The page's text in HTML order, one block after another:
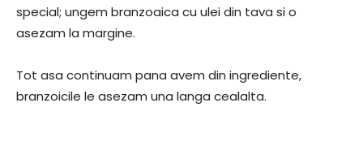
special; ungem branzoaica cu ulei din tava si o
asezam la margine.
Tot asa continuam pana avem din ingrediente,
branzoicile le asezam una langa cealalta.